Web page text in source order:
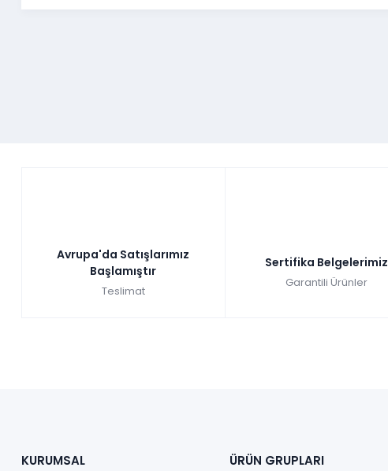
Avrupa'da Satışlarımız
Başlamıştır
Teslimat
Sertifika Belgelerimiz
Garantili Ürünler
KURUMSAL ÜRÜN GRUPLARI